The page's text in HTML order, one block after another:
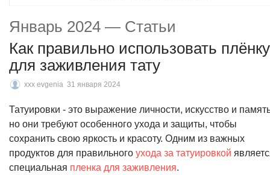
Январь 2024 — Статьи
Как правильно использовать плёнку
для заживления тату
xxx evgenia 31 января 2024
Татуировки - это выражение личности, искусство и
но они требуют особенного ухода и защиты, чтобы
сохранить свою яркость и красоту. Одним из важных
продуктов для правильного ухода за татуировкой
специальная пленка для заживления.